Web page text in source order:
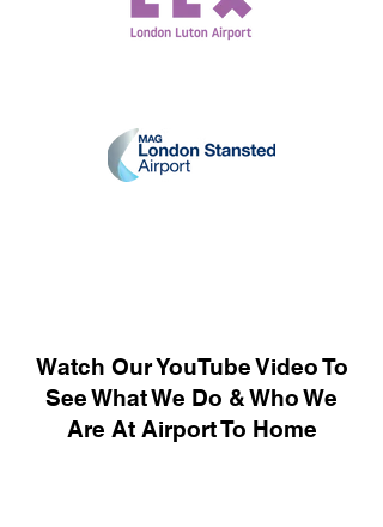
Watch Our YouTube Video To
See What We Do & Who We
Are At Airport To Home